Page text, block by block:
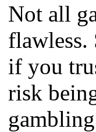
Not all
flawless.
if you
risk